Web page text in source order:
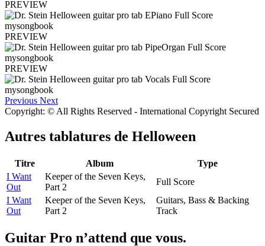
PREVIEW
PREVIEW
PREVIEW
Previous Next
Copyright: © All Rights Reserved - International Copyright Secured
Autres tablatures de Helloween
Titre Album
Type
I Want
Out
Keeper of the Seven Keys,
Part 2
Full Score
I Want
Out
Keeper of the Seven Keys,
Part 2
Guitars, Bass & Backing
Track
Guitar Pro n’attend que vous.